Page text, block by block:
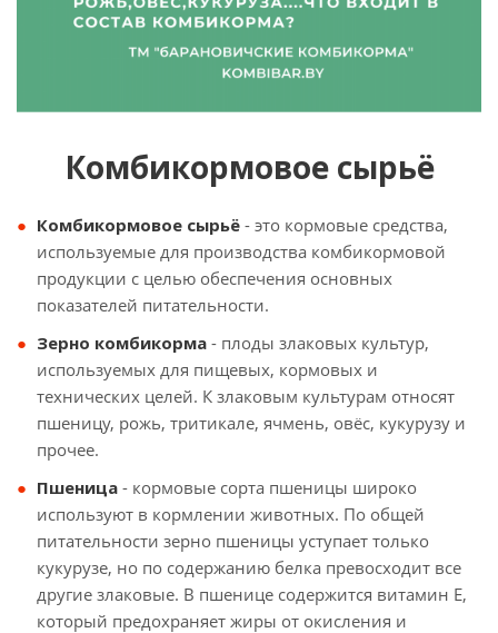
Комбикормовое сырьё
Комбикормовое сырьё - это кормовые средства,
используемые для производства комбикормовой
продукции с целью обеспечения основных
показателей питательности.
Зерно комбикорма - плоды злаковых культур,
используемых для пищевых, кормовых и
технических целей. К злаковым культурам относят
пшеницу, рожь, тритикале, ячмень, овёс, кукурузу и
прочее.
Пшеница - кормовые сорта пшеницы широко
используют в кормлении животных. По общей
питательности зерно пшеницы уступает только
кукурузе, но по содержанию белка превосходит все
другие злаковые. В пшенице содержится витамин Е,
который предохраняет жиры от окисления и